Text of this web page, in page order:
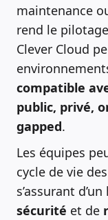
maintenance
rend le
Clever Cloud
compatible
public, privé,
gapped.
Les équipes
cycle de vie
s’assurant
sécurité et de